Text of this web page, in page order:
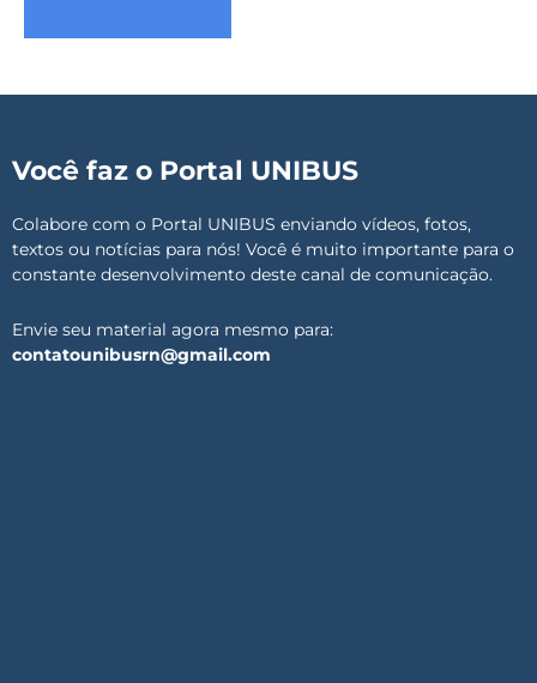
Você faz o Portal UNIBUS
Colabore com o Portal UNIBUS enviando vídeos, fotos,
textos ou notícias para nós! Você é muito importante para o
constante desenvolvimento deste canal de comunicação.
Envie seu material agora mesmo para:
contatounibusrn@gmail.com